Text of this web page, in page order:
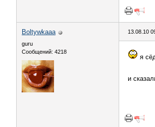
Boltywkaaa
guru
Сообщений: 4218
13.08.10
я
и